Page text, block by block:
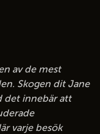
av de mest
Skogen dit Jane
det innebär att
varje besök